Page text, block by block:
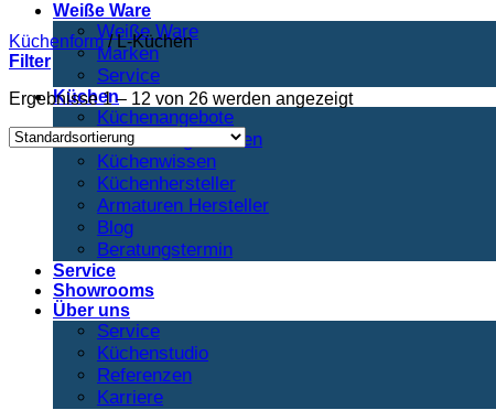
Weiße Ware
Weiße Ware
Marken
Service
Küchen
Küchenangebote
Ausstellungsküchen
Küchenwissen
Küchenhersteller
Armaturen Hersteller
Blog
Beratungstermin
Service
Showrooms
Über uns
Service
Küchenstudio
Referenzen
Karriere
Küchenform /L-Küchen
Filter
Ergebnisse 1 – 12 von 26 werden angezeigt